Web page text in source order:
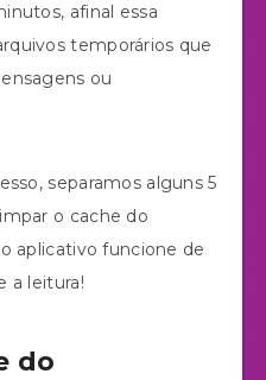
afinal essa
temporários que
ou
separamos alguns 5
o cache do
aplicativo funcione de
a leitura!
do